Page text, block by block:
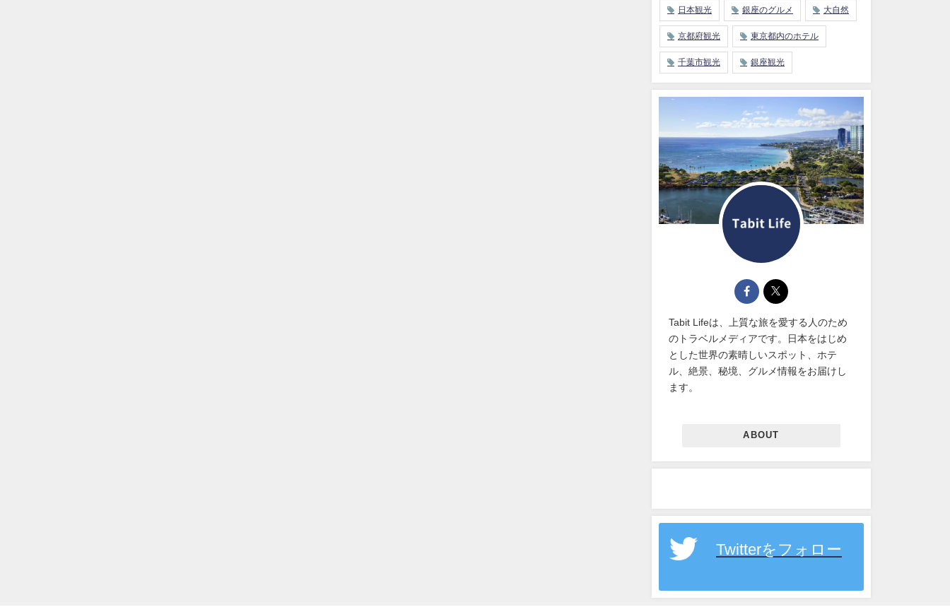
日本観光 銀座のグルメ 大自然
京都府観光 東京都内のホテル
千葉市観光 銀座観光
Tabit Lifeは、上質な旅を愛する人のため
のトラベルメディアです。日本をはじめ
とした世界の素晴しいスポット、ホテ
ル、絶景、秘境、グルメ情報をお届けし
ます。
ABOUT
Twitterをフォロー